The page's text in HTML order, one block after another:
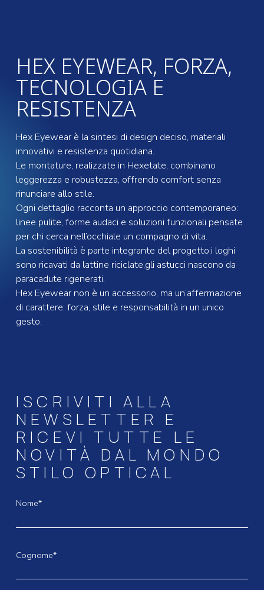
HEX EYEWEAR, FORZA,
TECNOLOGIA E
RESISTENZA
Hex Eyewear è la sintesi di design deciso, materiali
innovativi e resistenza quotidiana.
Le montature, realizzate in Hexetate, combinano
leggerezza e robustezza, offrendo comfort senza
rinunciare allo stile.
Ogni dettaglio racconta un approccio contemporaneo:
linee pulite, forme audaci e soluzioni funzionali pensate
per chi cerca nell’occhiale un compagno di vita.
La sostenibilità è parte integrante del progetto:i loghi
sono ricavati da lattine riciclate,gli astucci nascono da
paracadute rigenerati.
Hex Eyewear non è un accessorio, ma un’affermazione
di carattere: forza, stile e responsabilità in un unico
gesto.
ISCRIVITI ALLA
NEWSLETTER E
RICEVI TUTTE LE
NOVITÀ DAL MONDO
STILO OPTICAL
Nome*
Cognome*